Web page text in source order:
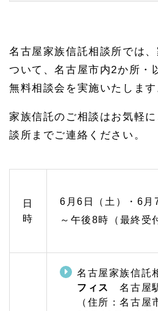
1.
緑
天白
区・
長久
族信
談は
緑オ
フィ
1.
2
名古屋家族信託相談所では
ついて、名古屋市内2か所・
無料相談会を実施いたします
家族信託のご相談はお気軽
談所までご連絡ください。
日
時
6月6 日（土）・6月
～午後8時（最終受
名古屋家族信
フィス
名古屋
（住所：名古屋